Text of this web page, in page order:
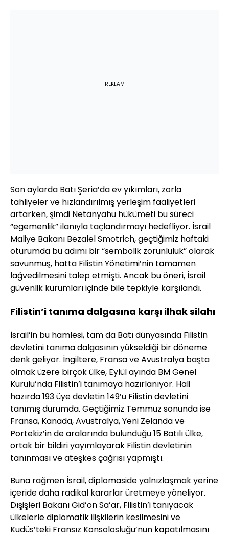
REKLAM
Son aylarda Batı Şeria’da ev yıkımları, zorla
tahliyeler ve hızlandırılmış yerleşim faaliyetleri
artarken, şimdi Netanyahu hükümeti bu süreci
“egemenlik” ilanıyla taçlandırmayı hedefliyor. İsrail
Maliye Bakanı Bezalel Smotrich, geçtiğimiz haftaki
oturumda bu adımı bir “sembolik zorunluluk” olarak
savunmuş, hatta Filistin Yönetimi’nin tamamen
lağvedilmesini talep etmişti. Ancak bu öneri, İsrail
güvenlik kurumları içinde bile tepkiyle karşılandı.
Filistin’i tanıma dalgasına karşı ilhak silahı
İsrail’in bu hamlesi, tam da Batı dünyasında Filistin
devletini tanıma dalgasının yükseldiği bir döneme
denk geliyor. İngiltere, Fransa ve Avustralya başta
olmak üzere birçok ülke, Eylül ayında BM Genel
Kurulu’nda Filistin’i tanımaya hazırlanıyor. Hali
hazırda 193 üye devletin 149’u Filistin devletini
tanımış durumda. Geçtiğimiz Temmuz sonunda ise
Fransa, Kanada, Avustralya, Yeni Zelanda ve
Portekiz’in de aralarında bulunduğu 15 Batılı ülke,
ortak bir bildiri yayımlayarak Filistin devletinin
tanınması ve ateşkes çağrısı yapmıştı.
Buna rağmen İsrail, diplomaside yalnızlaşmak yerine
içeride daha radikal kararlar üretmeye yöneliyor.
Dışişleri Bakanı Gid’on Sa’ar, Filistin’i tanıyacak
ülkelerle diplomatik ilişkilerin kesilmesini ve
Kudüs’teki Fransız Konsolosluğu’nun kapatılmasını